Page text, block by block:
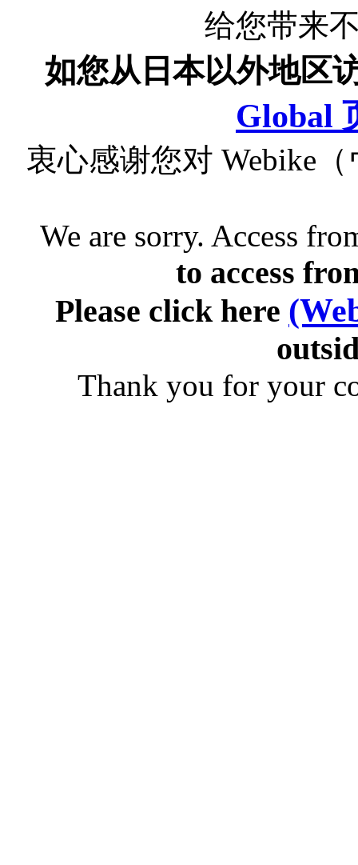
给您带来
如您从日本以外地区
Global
衷心感谢您对 Webike
We are sorry. Access
to access
Please click here
Thank you for your